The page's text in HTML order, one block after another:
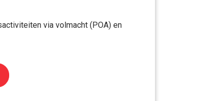
via volmacht (POA) en